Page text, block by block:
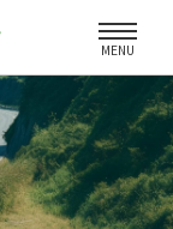
MENU